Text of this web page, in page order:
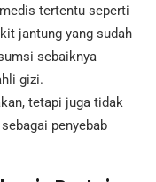
tertentu seperti
jantung yang sudah
sebaiknya
gizi.
tetapi juga tidak
penyebab